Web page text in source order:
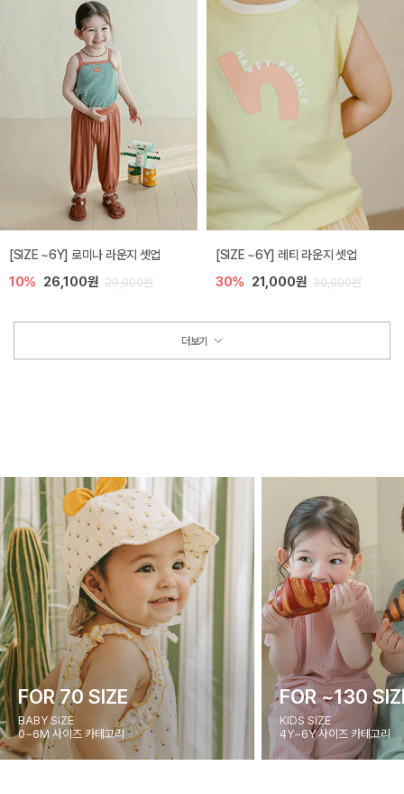
[SIZE ~6Y] 로미나 라운지 셋업
10% 26,100원 29,000원
[SIZE ~6Y] 레티 라운지 셋업
30% 21,000원 30,000원
더보기
FOR 70 SIZE
BABY SIZE
0~6M 사이즈 카테고리
FOR ~130
KIDS SIZE
4Y~6Y 사이즈 카테고리